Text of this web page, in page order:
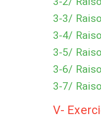
3-3/
3-4/
3-5/
3-6/
3-7/
V-